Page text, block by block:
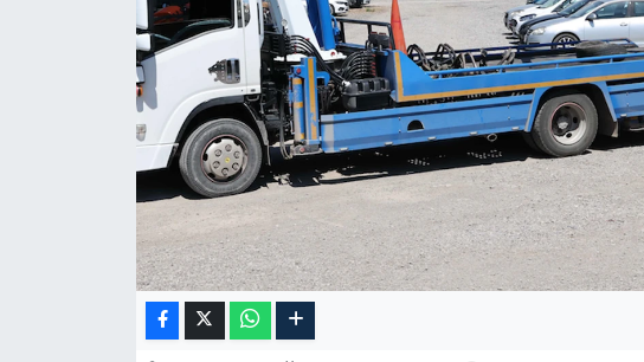
Burç Yorumları
Hava Durumu
Kim kimdir?